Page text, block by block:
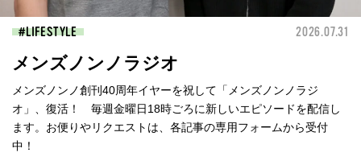
LIFESTYLE 2026.07.31
メンズノンノラジオ
メンズノンノ創刊40周年イヤーを祝して「メンズノンノラジ
オ」、復活！ 毎週金曜日18時ごろに新しいエピソードを配信し
ます。お便りやリクエストは、各記事の専用フォームから受付
中！